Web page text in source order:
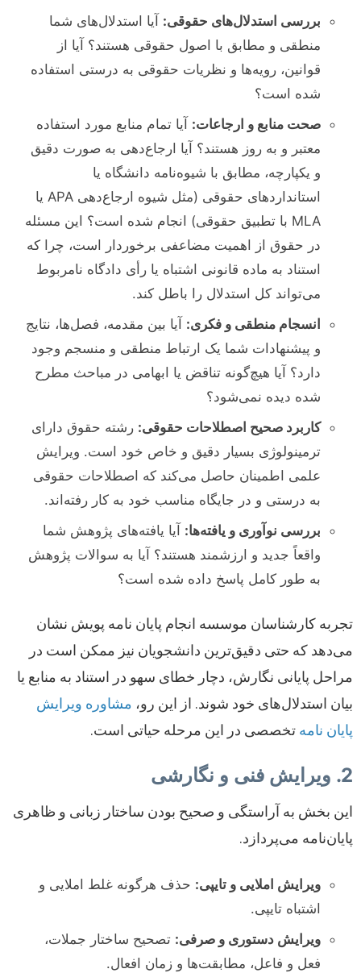
بررسی استدلال‌های حقوقی: آیا استدلال‌های شما
منطقی و مطابق با اصول حقوقی هستند؟ آیا از
قوانین، رویه‌ها و نظریات حقوقی به درستی استفاده
شده است؟
صحت منابع و ارجاعات: آیا تمام منابع مورد استفاده
معتبر و به روز هستند؟ آیا ارجاع‌دهی به صورت دقیق
و یکپارچه، مطابق با شیوه‌نامه دانشگاه یا
استاندارد‌های حقوقی (مثل شیوه ارجاع‌دهی APA یا
MLA با تطبیق حقوقی) انجام شده است؟ این مسئله
در حقوق از اهمیت مضاعفی برخوردار است، چرا که
استناد به ماده قانونی اشتباه یا رأی دادگاه نامربوط
می‌تواند کل استدلال را باطل کند.
انسجام منطقی و فکری: آیا بین مقدمه، فصل‌ها، نتایج
و پیشنهادات شما یک ارتباط منطقی و منسجم وجود
دارد؟ آیا هیچ‌گونه تناقض یا ابهامی در مباحث مطرح
شده دیده نمی‌شود؟
کاربرد صحیح اصطلاحات حقوقی: رشته حقوق دارای
ترمینولوژی بسیار دقیق و خاص خود است. ویرایش
علمی اطمینان حاصل می‌کند که اصطلاحات حقوقی
به درستی و در جایگاه مناسب خود به کار رفته‌اند.
بررسی نوآوری و یافته‌ها: آیا یافته‌های پژوهش شما
واقعاً جدید و ارزشمند هستند؟ آیا به سوالات پژوهش
به طور کامل پاسخ داده شده است؟
تجربه کارشناسان موسسه انجام پایان نامه پویش نشان
می‌دهد که حتی دقیق‌ترین دانشجویان نیز ممکن است در
مراحل پایانی نگارش، دچار خطای سهو در استناد به منابع یا
بیان استدلال‌های خود شوند. از این رو، مشاوره ویرایش
پایان نامه تخصصی در این مرحله حیاتی است.
2. ویرایش فنی و نگارشی
این بخش به آراستگی و صحیح بودن ساختار زبانی و ظاهری
پایان‌نامه می‌پردازد.
ویرایش املایی و تایپی: حذف هرگونه غلط املایی و
اشتباه تایپی.
ویرایش دستوری و صرفی: تصحیح ساختار جملات،
فعل و فاعل، مطابقت‌ها و زمان افعال.